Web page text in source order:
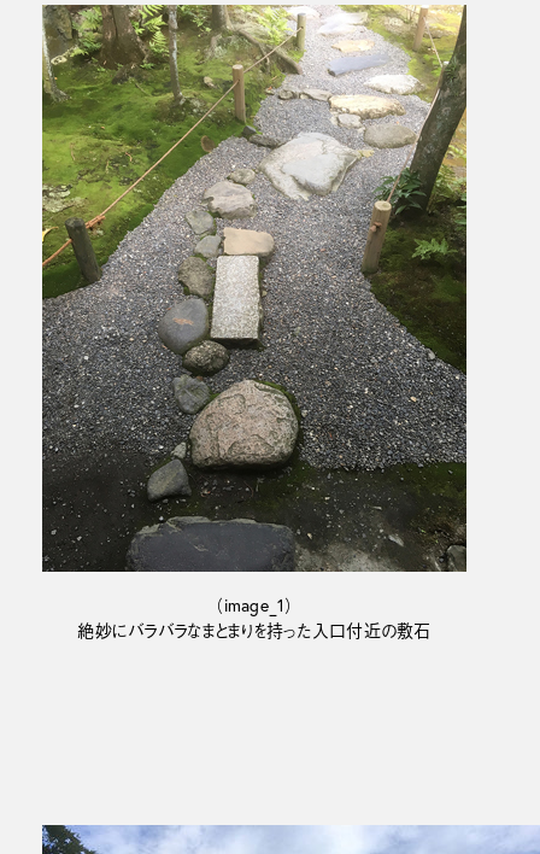
（image_1）
絶妙にバラバラなまとまりを持った入口付近の敷石